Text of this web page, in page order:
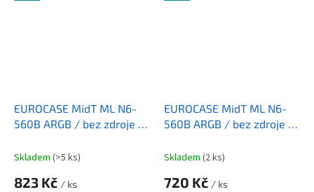
vznikajícího...
vznikajícího počítače....
EUROCASE MidT ML N6-
560B ARGB / bez zdroje /
černá
Skladem (>5 ks)
823 Kč / ks
EUROCASE MidT ML N6-
560B ARGB / bez zdroje /
Skladem (2 ks)
720 Kč / ks